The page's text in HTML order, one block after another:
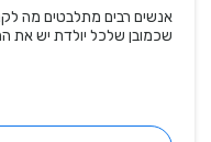
אנשים רבים מתלבטים מה
שכמובן שלכל יולדת יש את